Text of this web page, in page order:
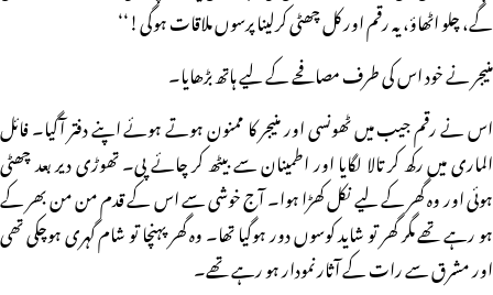
گے، چلو اٹھاؤ، یہ رقم اور کل چھٹی کرلینا پرسوں ملاقات ہوگی!‘‘
منیجر نے خود اس کی طرف مصافحے کے لیے ہاتھ بڑھایا۔
اس نے رقم جیب میں ٹھونسی اور منیجر کا ممنون ہوتے ہوئے اپنے دفتر آگیا۔ فائل
الماری میں رکھ کر تالا لگایا اور اطمینان سے بیٹھ کر چائے پی۔ تھوڑی دیر بعد چھٹی
ہوئی اور وہ گھر کے لیے نکل کھڑا ہوا۔ آج خوشی سے اس کے قدم من من بھر کے
ہو رہے تھے مگر گھر تو شاید کوسوں دور ہوگیا تھا۔ وہ گھر پہنچا تو شام گہری ہوچکی تھی
اور مشرق سے رات کے آثار نمودار ہو رہے تھے۔